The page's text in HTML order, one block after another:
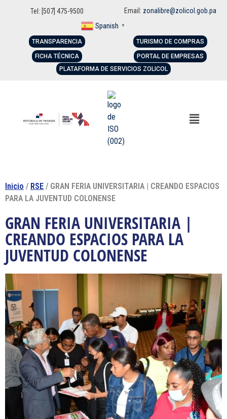
Tel: [507] 475-9500 Email: zonalibre@zolicol.gob.pa
Spanish ▼
TRANSPARENCIA
FICHA TÉCNICA
TURISMO DE COMPRAS
PORTAL DE EMPRESAS
PLATAFORMA DE SERVICIOS ZOLICOL
Inicio / RSE / GRAN FERIA UNIVERSITARIA | CREANDO ESPACIOS
PARA LA JUVENTUD COLONENSE
GRAN FERIA UNIVERSITARIA |
CREANDO ESPACIOS PARA LA
JUVENTUD COLONENSE